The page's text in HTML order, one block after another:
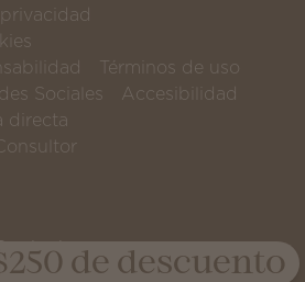
Términos de uso
Sociales
Accesibilidad
directa
Inc
de descuento